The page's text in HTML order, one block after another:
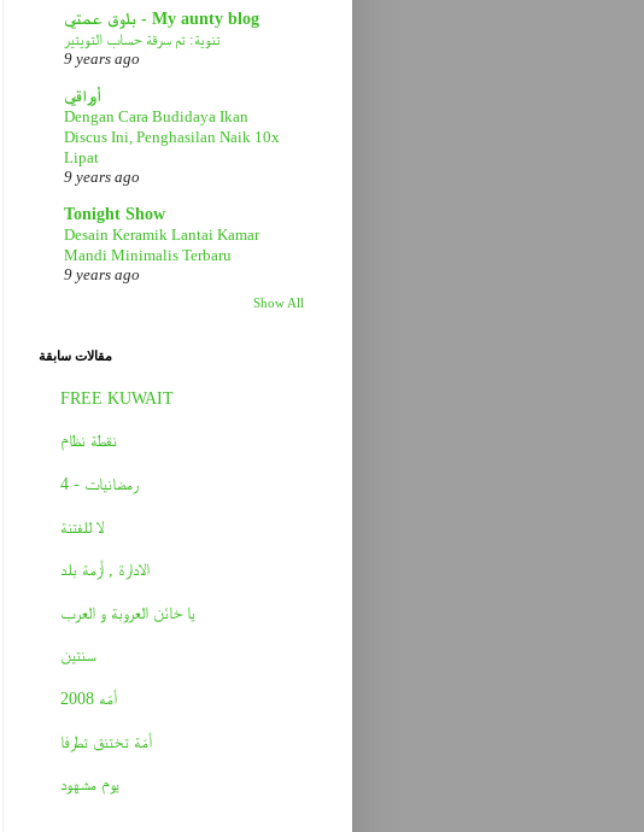
بلوق عمتي - My aunty blog
تنوية: تم سرقة حساب التويتير
9 years ago
أوراقي
Dengan Cara Budidaya Ikan
Discus Ini, Penghasilan Naik 10x
Lipat
9 years ago
Tonight Show
Desain Keramik Lantai Kamar
Mandi Minimalis Terbaru
9 years ago
Show All
مقالات سابقة
FREE KUWAIT
نقطة نظام
رمضانيات - 4
لا للفتنة
الادارة , أزمة بلد
يا خائن العروبة و العرب
سنتين
أمّه 2008
أمّة تختنق تطرفا
يوم مشهود